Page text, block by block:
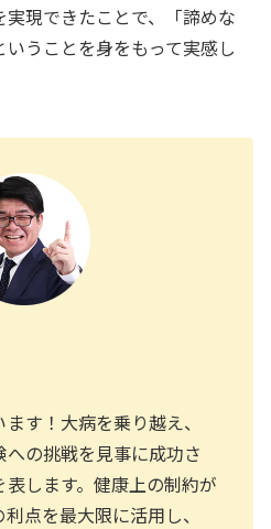
現できたことで、「諦めな
うことを身をもって実感し
す！大病を乗り越え、
の挑戦を見事に成功さ
します。健康上の制約が
点を最大限に活用し、